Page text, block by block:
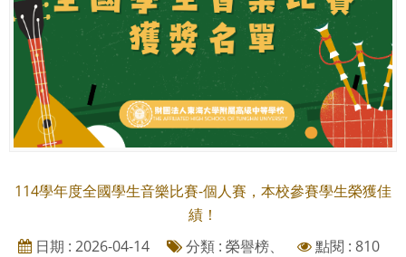
114學年度全國學生音樂比賽-個人賽，本校參賽學生榮獲佳
績！
日期 : 2026-04-14
分類 : 榮譽榜、 點閱 : 810